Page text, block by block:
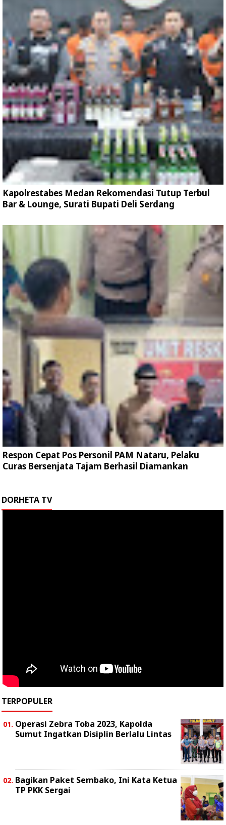
Kapolrestabes Medan Rekomendasi Tutup Terbul
Bar & Lounge, Surati Bupati Deli Serdang
Respon Cepat Pos Personil PAM Nataru, Pelaku
Curas Bersenjata Tajam Berhasil Diamankan
DORHETA TV
TERPOPULER
Operasi Zebra Toba 2023, Kapolda
Sumut Ingatkan Disiplin Berlalu Lintas
Bagikan Paket Sembako, Ini Kata Ketua
TP PKK Sergai